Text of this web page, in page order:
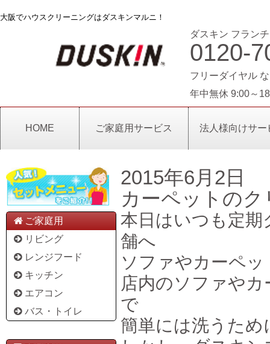
大阪でハウスクリーニングはダスキンマルニ！
ダスキン フラン
0120-
フリーダイヤル
年中無休 9:00～
HOME ご家庭用サービス 法人様向けサー
ご家庭用
リビング
レンジフード
キッチン
エアコン
バス・トイレ
2015年6月2日
カーペットの
本日はいつも定
舗へ
ソファやカーペ
店内のソファや
で
簡単には洗うた